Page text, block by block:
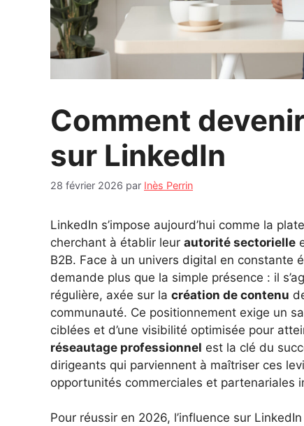
Comment
sur LinkedIn
28 février 2026 par Inès Perrin
LinkedIn s’impose aujourd’hui comme la
cherchant à établir leur autorité sectorielle
B2B. Face à un univers digital en constante
demande plus que la simple présence : il
régulière, axée sur la création de contenu
communauté. Ce positionnement exige un
ciblées et d’une visibilité optimisée pour
réseautage professionnel est la clé du
dirigeants qui parviennent à maîtriser ces
opportunités commerciales et partenariales
Pour réussir en 2026, l’influence sur